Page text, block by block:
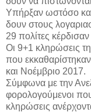
Υπήρξαν ωστόσο και
δουν στους
29 πολίτες
Οι 9+1 κληρώσεις
που
και Νοέμβριο 2017.
Σύμφωνα με την
φορολογούμενοι
κληρώσεις